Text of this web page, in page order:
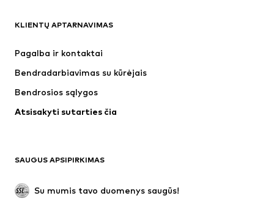
Naujienos
Apatiniai
Paltai
Proginiai
Išskirtiniai
KLIENTŲ APTARNAVIMAS
Pagalba ir kontaktai
Bendradarbiavimas su kūrėjais
Bendrosios sąlygos
Atsisakyti sutarties čia
SAUGUS APSIPIRKIMAS
Su mumis tavo duomenys saugūs!